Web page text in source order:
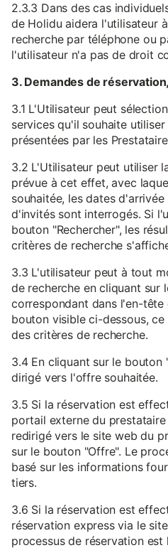
2.3.3 Dans des cas
de Holidu aidera l'utilisateur
recherche par téléphone ou
l'utilisateur n'a pas de droit
3. Demandes de
3.1 L'Utilisateur peut
services qu'il souhaite
présentées par les
3.2 L'Utilisateur peut utiliser
prévue à cet effet, avec
souhaitée, les dates
d'invités sont interrogés. Si
bouton "Rechercher", les
critères de recherche
3.3 L'utilisateur peut à tout
de recherche en cliquant sur
correspondant dans l'en-tête
bouton visible ci-dessous,
des critères de recherche.
3.4 En cliquant sur le bouton
dirigé vers l'offre souhaitée.
3.5 Si la réservation est
portail externe du
redirigé vers le site web du
sur le bouton "Offre". Le
basé sur les informations
tiers.
3.6 Si la réservation est
réservation express via le
processus de réservation est